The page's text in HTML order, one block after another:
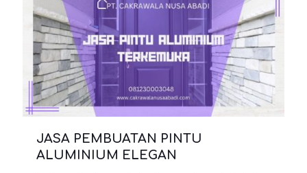
JASA PEMBUATAN PINTU
ALUMINIUM ELEGAN